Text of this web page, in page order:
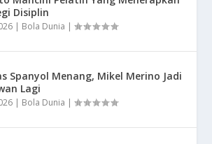
Disiplin
| Bola Dunia |
Spanyol Menang, Mikel Merino Jadi
Lagi
| Bola Dunia |